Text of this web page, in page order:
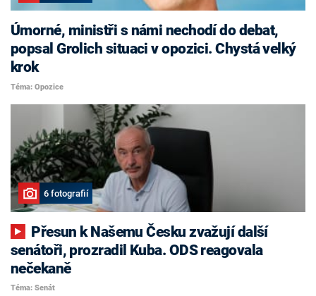
Úmorné, ministři s námi nechodí do debat,
popsal Grolich situaci v opozici. Chystá velký
krok
Téma: Opozice
6 fotografií
senátoři, prozradil Kuba. ODS reagovala
nečekaně
Téma: Senát